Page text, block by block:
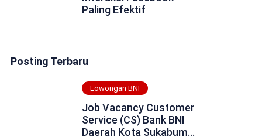
Paling Efektif
Posting Terbaru
Lowongan BNI
Job Vacancy Customer
Service (CS) Bank BNI
Daerah Kota Sukabumi